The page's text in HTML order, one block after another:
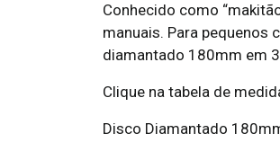
Conhecido como
manuais. Para pequenos
diamantado 180mm em 3
Clique na tabela de
Disco Diamantado